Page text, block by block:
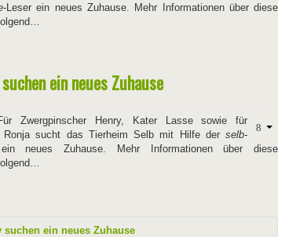
-Leser ein neues Zuhause. Mehr Informationen über diese
ein neues Zuhause
Zwergpinscher Henry, Kater Lasse sowie für
Ronja sucht das Tierheim Selb mit Hilfe derselb-
neues Zuhause. Mehr Informationen über diese
ein neues Zuhause